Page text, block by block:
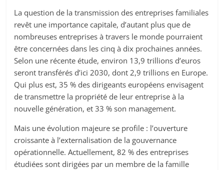
La question de la transmission des entreprises familiales
revêt une importance capitale, d’autant plus que de
nombreuses entreprises à travers le monde pourraient
être concernées dans les cinq à dix prochaines années.
Selon une récente étude, environ 13,9 trillions d’euros
seront transférés d’ici 2030, dont 2,9 trillions en Europe.
Qui plus est, 35 % des dirigeants européens envisagent
de transmettre la propriété de leur entreprise à la
nouvelle génération, et 33 % son management.
Mais une évolution majeure se profile : l’ouverture
croissante à l’externalisation de la gouvernance
opérationnelle. Actuellement, 82 % des entreprises
étudiées sont dirigées par un membre de la famille